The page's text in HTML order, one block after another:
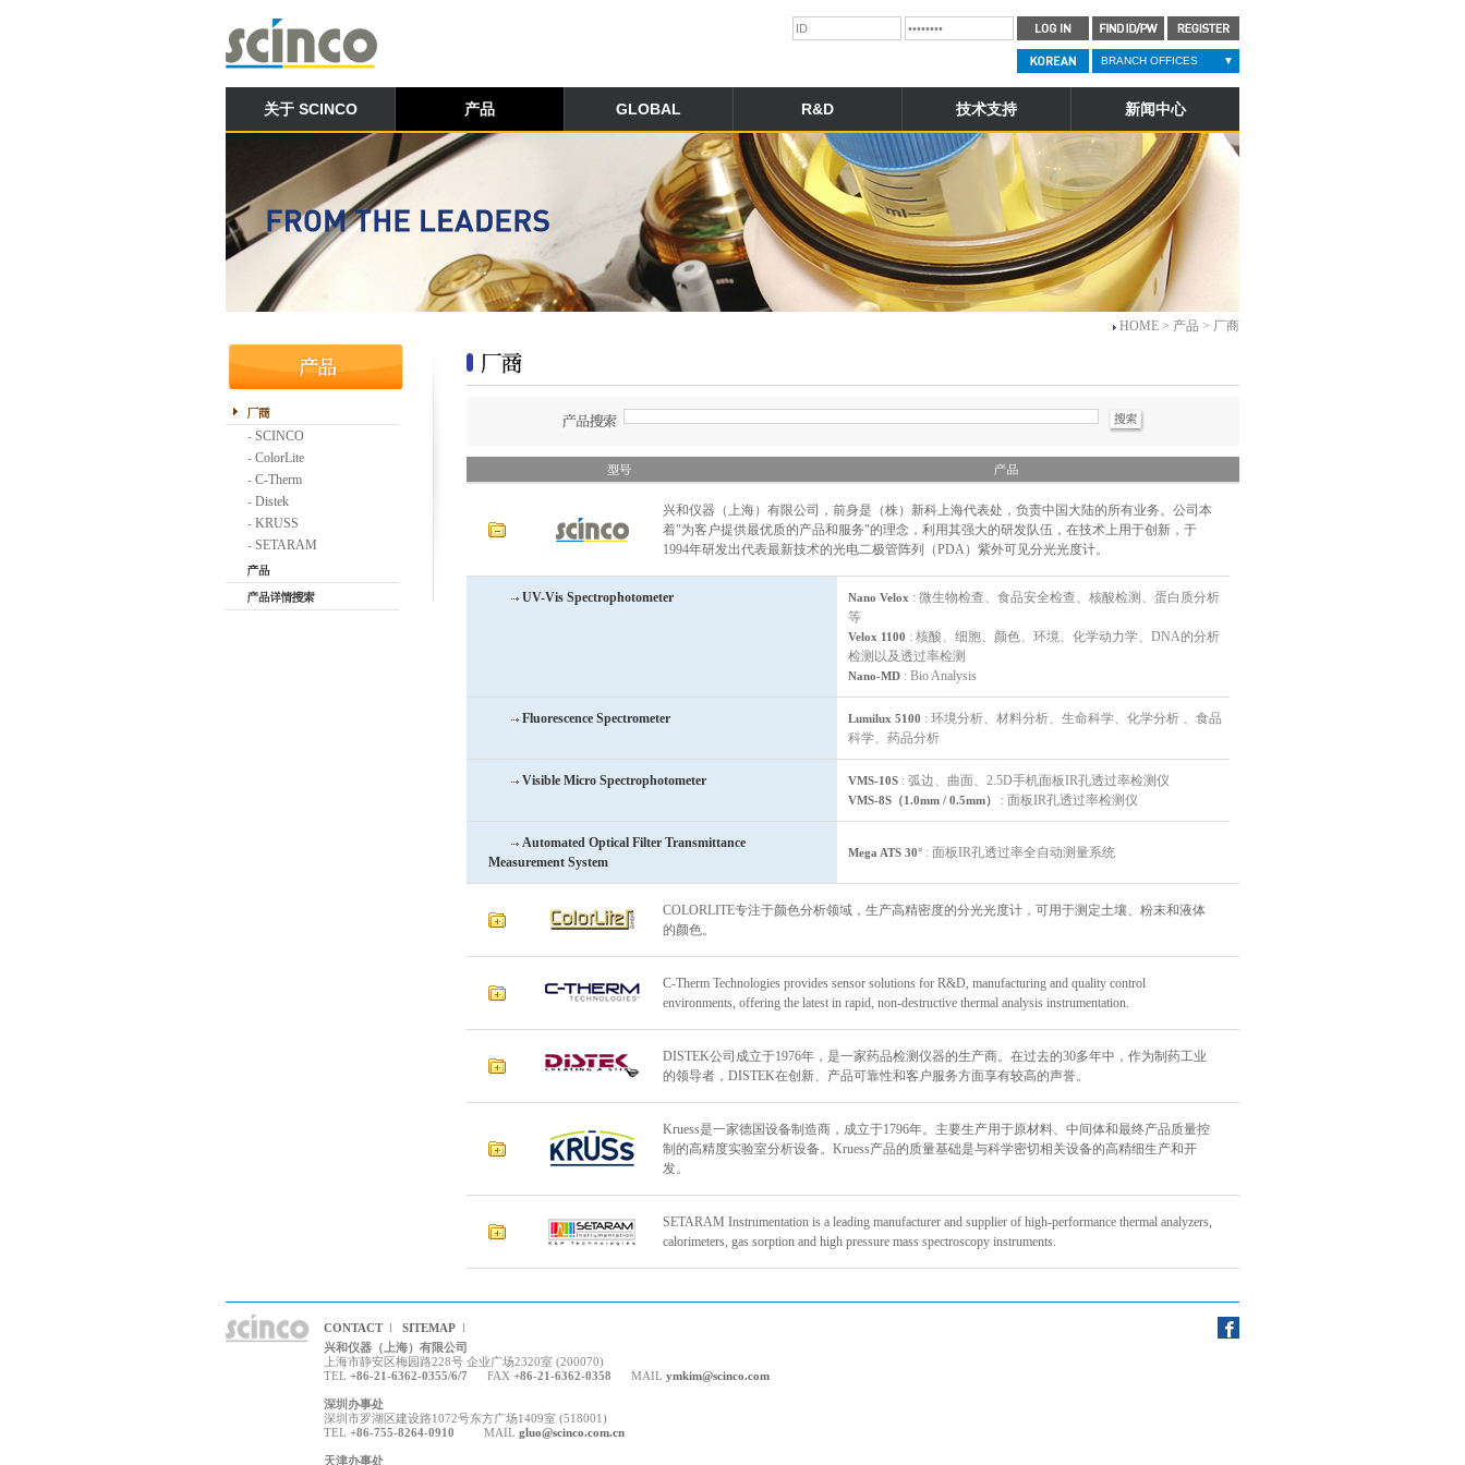
BRANCH OFFICES ▼
关于 SCINCO 产品 GLOBAL R&D 技术支持 新闻中心
HOME > 产品 > 厂商
- SCINCO
- ColorLite
- C-Therm
- Distek
- KRUSS
- SETARAM
兴和仪器（上海）有限公司，前身是（株）新科上海代表处，负责中国大陆的所有业务。公司本
着"为客户提供最优质的产品和服务"的理念，利用其强大的研发队伍，在技术上用于创新，于
1994年研发出代表最新技术的光电二极管阵列（PDA）紫外可见分光光度计。
UV-Vis Spectrophotometer Nano Velox : 微生物检查、食品安全检查、核酸检测、蛋白质分析
等
Velox 1100 : 核酸、细胞、颜色、环境、化学动力学、DNA的分析
检测以及透过率检测
Nano-MD : Bio Analysis
Fluorescence Spectrometer Lumilux 5100 : 环境分析、材料分析、生命科学、化学分析 、食品
科学、药品分析
Visible Micro Spectrophotometer VMS-10S : 弧边、曲面、2.5D手机面板IR孔透过率检测仪
VMS-8S（1.0mm / 0.5mm） : 面板IR孔透过率检测仪
Automated Optical Filter Transmittance
Measurement System
Mega ATS 30° : 面板IR孔透过率全自动测量系统
COLORLITE专注于颜色分析领域，生产高精密度的分光光度计，可用于测定土壤、粉末和液体
的颜色。
C-Therm Technologies provides sensor solutions for R&D, manufacturing and quality control
environments, offering the latest in rapid, non-destructive thermal analysis instrumentation.
DISTEK公司成立于1976年，是一家药品检测仪器的生产商。在过去的30多年中，作为制药工业
的领导者，DISTEK在创新、产品可靠性和客户服务方面享有较高的声誉。
Kruess是一家德国设备制造商，成立于1796年。主要生产用于原材料、中间体和最终产品质量控
制的高精度实验室分析设备。Kruess产品的质量基础是与科学密切相关设备的高精细生产和开
发。
SETARAM Instrumentation is a leading manufacturer and supplier of high-performance thermal analyzers,
calorimeters, gas sorption and high pressure mass spectroscopy instruments.
CONTACTl SITEMAP l
兴和仪器（上海）有限公司
上海市静安区梅园路228号 企业广场2320室 (200070)
TEL +86-21-6362-0355/6/7 FAX +86-21-6362-0358 MAIL ymkim@scinco.com
深圳办事处
深圳市罗湖区建设路1072号东方广场1409室 (518001)
TEL +86-755-8264-0910 MAIL gluo@scinco.com.cn
天津办事处